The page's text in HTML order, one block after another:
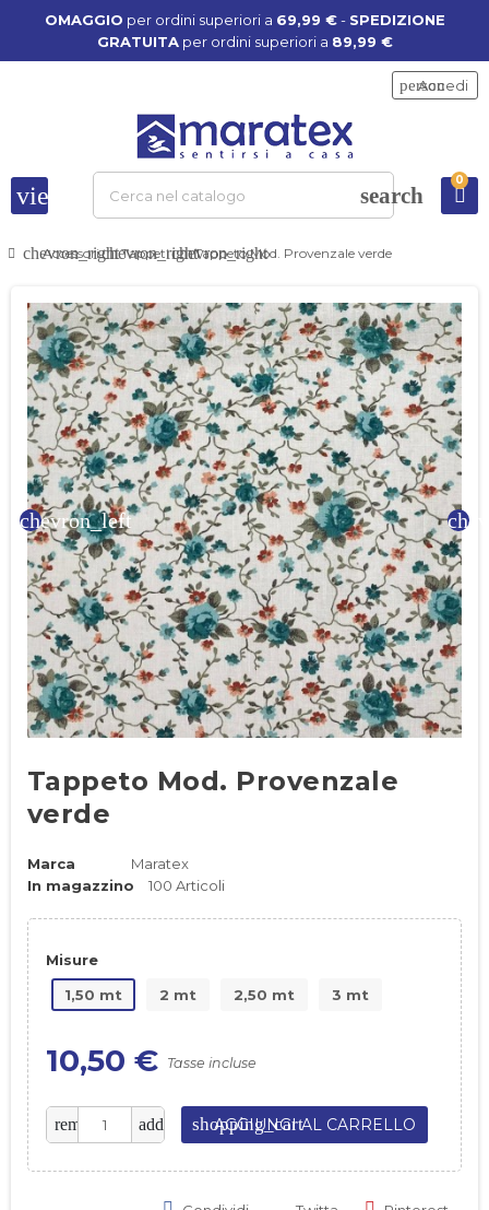
OMAGGIO per ordini superiori a 69,99 €- SPEDIZIONE
GRATUITAper ordini superiori a 89,99 €
view_headline search
person
Accedi
0
chevron_right
Accessorichevron_right
Tappetichevron_right
Tappeto Mod. Provenzale verde
chevron_left
Tappeto Mod. Provenzale
verde
Marca
Maratex
In magazzino
100 Articoli
Misure
1,50 mt
2 mt 2,50 mt 3 mt
10,50 € Tasse incluse
remove add shopping_cart
AGGIUNGI AL CARRELLO